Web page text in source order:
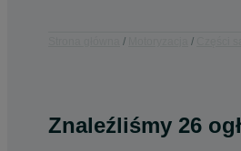
Znaleźliśmy 26